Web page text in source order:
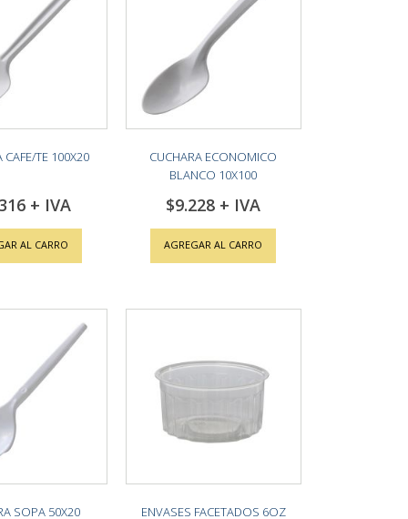
CAFE/TE 100X20
AL CARRO
CUCHARA ECONOMICO
BLANCO 10X100
$9.228
AGREGAR AL CARRO
SOPA 50X20
ENVASES FACETADOS 6OZ